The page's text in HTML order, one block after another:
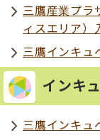
三鷹産業プラ
ィスエリア）
三鷹インキュ
インキ
三鷹インキュ